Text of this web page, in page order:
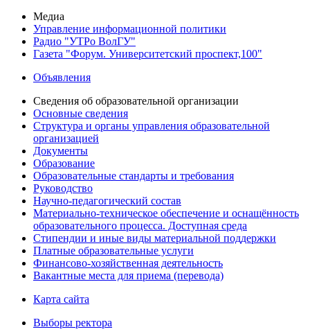
Медиа
Управление информационной политики
Радио "УТРо ВолГУ"
Газета "Форум. Университетский проспект,100"
Объявления
Сведения об образовательной организации
Основные сведения
Структура и органы управления образовательной
организацией
Документы
Образование
Образовательные стандарты и требования
Руководство
Научно-педагогический состав
Материально-техническое обеспечение и оснащённость
образовательного процесса. Доступная среда
Стипендии и иные виды материальной поддержки
Платные образовательные услуги
Финансово-хозяйственная деятельность
Вакантные места для приема (перевода)
Карта сайта
Выборы ректора